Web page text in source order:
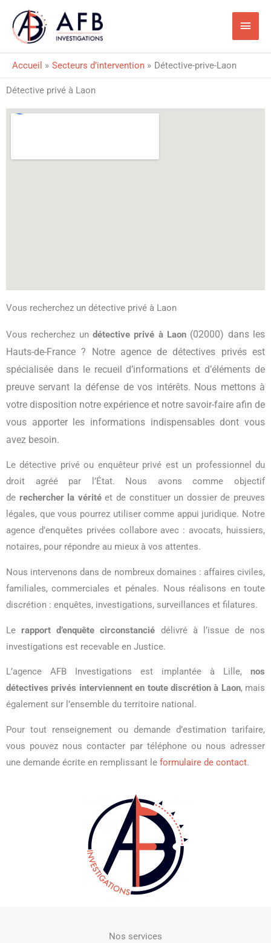
contenu
Accueil Secteurs d’intervention Détective-prive-Laon
Détective privé à Laon
Vous recherchez un détective privé à Laon
Vous recherchez un détective privé à Laon (02000) dans les
Hauts-de-France ? Notre agence de détectives privés est
spécialisée dans le recueil d’informations et d’éléments de
preuve servant la défense de vos intérêts. Nous mettons à
votre disposition notre expérience et notre savoir-faire afin de
vous apporter les informations indispensables dont vous
avez besoin.
Le détective privé ou enquêteur privé est un professionnel du
droit agréé par l’État. Nous avons comme objectif
de rechercher la véritéet de constituer un dossier de preuves
légales, que vous pourrez utiliser comme appui juridique. Notre
agence d’enquêtes privées collabore avec : avocats, huissiers,
notaires, pour répondre au mieux à vos attentes.
Nous intervenons dans de nombreux domaines : affaires civiles,
familiales, commerciales et pénales. Nous réalisons en toute
discrétion : enquêtes, investigations, surveillances et filatures.
Le rapport d’enquête circonstancié délivré à l’issue de nos
investigations est recevable en Justice.
L’agence AFB Investigations est implantée à Lille, nos
détectives privés interviennent en toute discrétion à Laon, mais
également sur l’ensemble du territoire national.
Pour tout renseignement ou demande d’estimation tarifaire,
vous pouvez nous contacter par téléphone ou nous adresser
une demande écrite en remplissant le formulaire de contact.
Nos services